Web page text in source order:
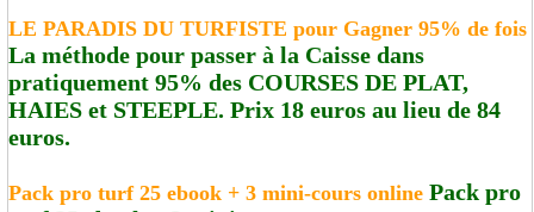
LE PARADIS DU TURFISTE pour Gagner 95% de fois
La méthode pour passer à la Caisse dans
pratiquement 95% des COURSES DE PLAT,
HAIES et STEEPLE. Prix 18 euros au lieu de 84
euros.
Pack pro turf 25 ebook + 3 mini-cours online Pack pro